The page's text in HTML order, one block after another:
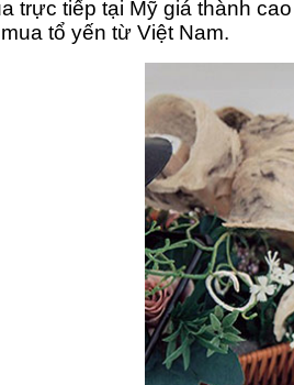
trực tiếp tại Mỹ giá thành
tổ yến từ Việt Nam.